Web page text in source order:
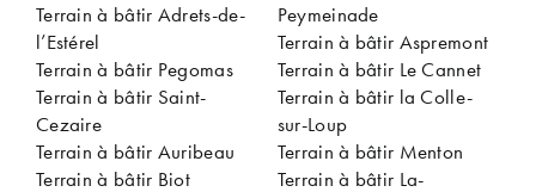
Terrain à bâtir Adrets-de-
l’Estérel
Terrain à bâtir Pegomas
Terrain à bâtir Saint-
Cezaire
Terrain à bâtir Auribeau
Terrain à bâtir Biot
Peymeinade
Terrain à bâtir Aspremont
Terrain à bâtir Le Cannet
Terrain à bâtir la Colle-
sur-Loup
Terrain à bâtir Menton
Terrain à bâtir La-